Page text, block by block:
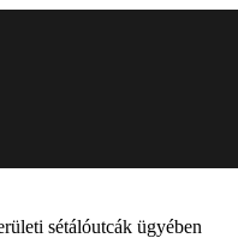
sétálóutcák ügyében